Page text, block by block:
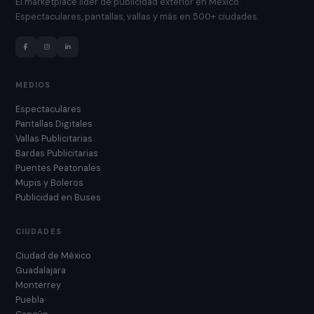
Espectaculares, pantallas, vallas y más en 500+ ciudades.
MEDIOS
Espectaculares
Pantallas Digitales
Vallas Publicitarias
Bardas Publicitarias
Puentes Peatonales
Mupis y Boleros
Publicidad en Buses
CIUDADES
Ciudad de México
Guadalajara
Monterrey
Puebla